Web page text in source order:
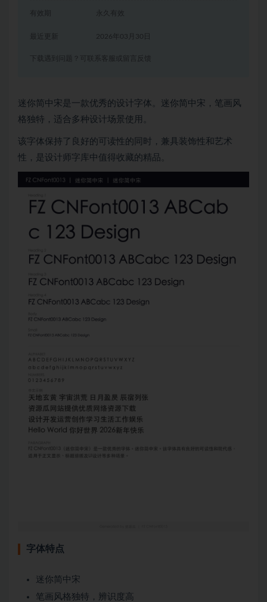
有效期 永久有效
2026年03月30日
下载遇到问题？可联系客服或留言反馈
迷你简中宋是一款优秀的设计字体。迷你简中宋，笔画风
格独特，适合多种设计场景使用。
该字体保持了良好的可读性的同时，兼具装饰性和艺术
性，是设计师字库中值得收藏的精品。
字体特点
迷你简中宋
笔画风格独特，辨识度高